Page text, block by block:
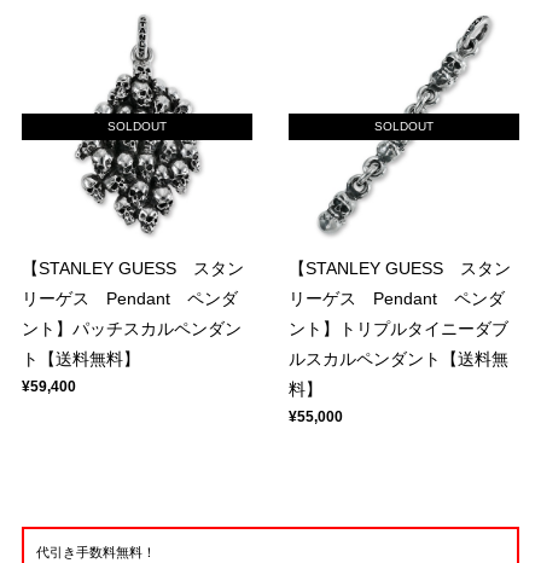
SOLDOUT
【STANLEY GUESS スタン
リーゲス Pendant ペンダ
ント】パッチスカルペンダン
ト【送料無料】
¥59,400
SOLDOUT
【STANLEY GUESS スタン
リーゲス Pendant ペンダ
ント】トリプルタイニーダブ
ルスカルペンダント【送料無
料】
¥55,000
代引き手数料無料！